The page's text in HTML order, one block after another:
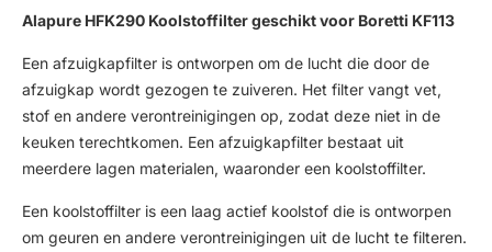
Alapure HFK290 Koolstoffilter geschikt voor Boretti KF113
Een afzuigkapfilter is ontworpen om de lucht die door de
afzuigkap wordt gezogen te zuiveren. Het filter vangt vet,
stof en andere verontreinigingen op, zodat deze niet in de
keuken terechtkomen. Een afzuigkapfilter bestaat uit
meerdere lagen materialen, waaronder een koolstoffilter.
Een koolstoffilter is een laag actief koolstof die is ontworpen
om geuren en andere verontreinigingen uit de lucht te filteren.